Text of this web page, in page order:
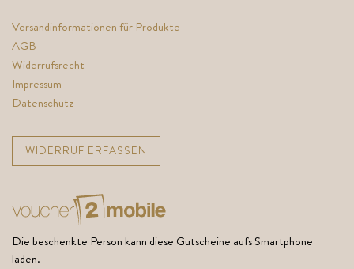
Versandinformationen für Produkte
AGB
Widerrufsrecht
Impressum
Datenschutz
WIDERRUF ERFASSEN
Die beschenkte Person kann diese Gutscheine aufs Smartphone
laden.